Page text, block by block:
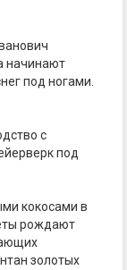
начинают
под ногами.
с
под
кокосами в
рождают
золотых